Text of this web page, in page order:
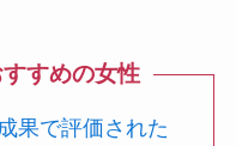
すめの女性
果で評価された